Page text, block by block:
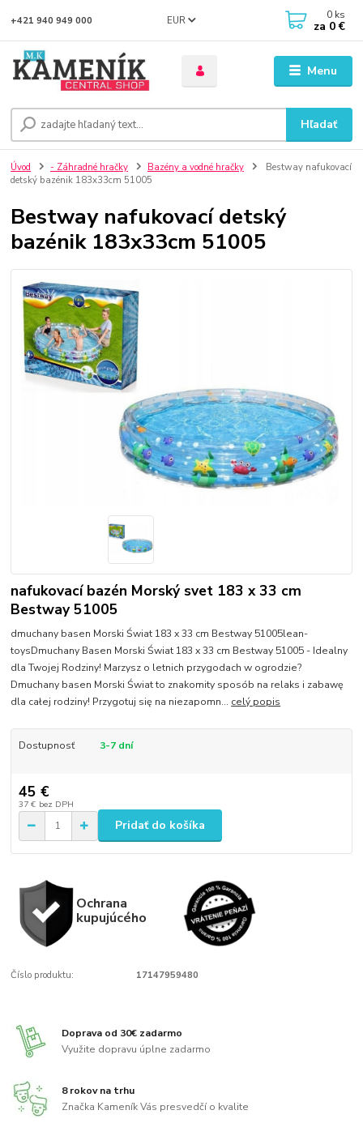
Menu
EUR
Hľadať
+421 940 949 000 0 ks
za 0 €
Úvod - Záhradné hračky Bazény a vodné hračky
Bestway nafukovací
detský bazénik 183x33cm 51005
Bestway nafukovací detský
bazénik 183x33cm 51005
nafukovací bazén Morský svet 183 x 33 cm
Bestway 51005
dmuchany basen Morski Świat 183 x 33 cm Bestway 51005lean-
toysDmuchany Basen Morski Świat 183 x 33 cm Bestway 51005 - Idealny
dla Twojej Rodziny! Marzysz o letnich przygodach w ogrodzie?
Dmuchany basen Morski Świat to znakomity sposób na relaks i zabawę
dla całej rodziny! Przygotuj się na niezapomn... celý popis
Dostupnosť 3-7 dní
45 €
37 € bez DPH
Pridať do košíka
Ochrana
kupujúcého
Číslo produktu: 17147959480
Doprava od 30€ zadarmo
Využite dopravu úplne zadarmo
8 rokov na trhu
Značka Kameník Vás presvedčí o kvalite